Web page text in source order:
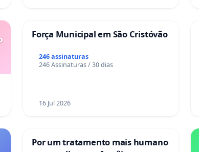
Força Municipal em São Cristóvão
246 assinaturas
246 Assinaturas / 30 dias
16 Jul 2026
Por um tratamento mais humano